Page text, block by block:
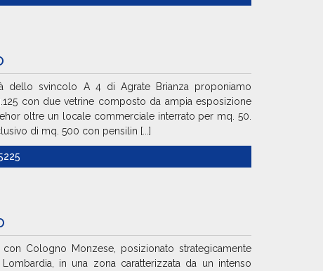
dello svincolo A 4 di Agrate Brianza proponiamo
con due vetrine composto da ampia esposizione
oltre un locale commerciale interrato per mq. 50.
di mq. 500 con pensilin [...]
Cologno Monzese, posizionato strategicamente
in una zona caratterizzata da un intenso